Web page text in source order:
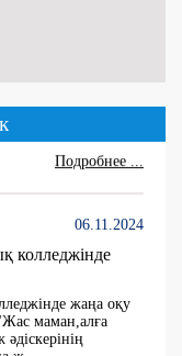
колледжінде
маман,алға
ж ...